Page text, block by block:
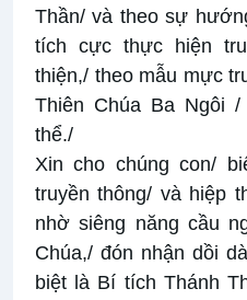
Thần/ và theo sự
tích cực thực hiện
thiện,/ theo mẫu mực
Thiên Chúa Ba Ngôi
thể./
Xin cho chúng con/
truyền thông/ và hiệp
nhờ siêng năng cầu
Chúa,/ đón nhận dồi
biệt là Bí tích Thánh